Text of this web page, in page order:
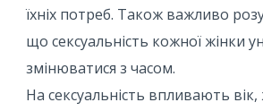
їхніх потреб. Також важливо
що сексуальність кожної жінки
змінюватися з часом.
На сексуальність впливають